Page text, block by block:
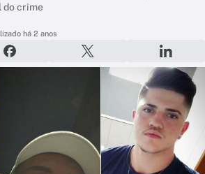
do crime
há 2 anos